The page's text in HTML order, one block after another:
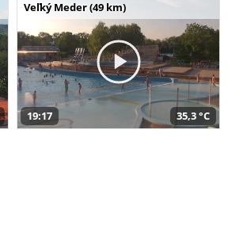
Veľký Meder (49 km)
19:17 35,3 °C